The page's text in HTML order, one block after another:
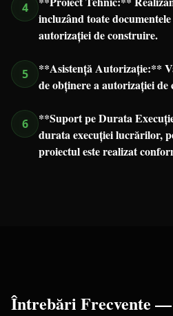
4
incluzând toate
autorizației de construire.
5
**Asistență Autorizație:**
de obținere a autorizației de
6
**Suport pe Durata
durata execuției lucrărilor,
proiectul este realizat
Întrebări Frecvente —